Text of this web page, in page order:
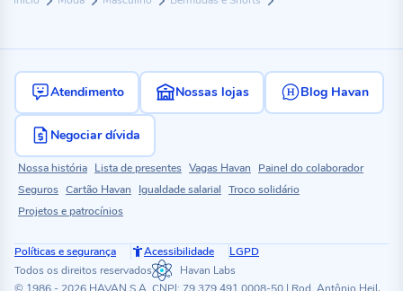
Atendimento Nossas lojas Blog Havan
Negociar dívida
Nossa história Lista de presentes Vagas Havan
Painel do colaborador
Seguros Cartão Havan Igualdade salarial Troco solidário
Projetos e patrocínios
Políticas e segurança Acessibilidade
LGPD
Todos os direitos reservados
Havan Labs